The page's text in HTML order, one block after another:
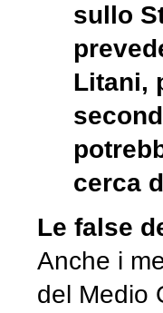
sullo
Litani,
cerca
Le false
Anche i
del Medio